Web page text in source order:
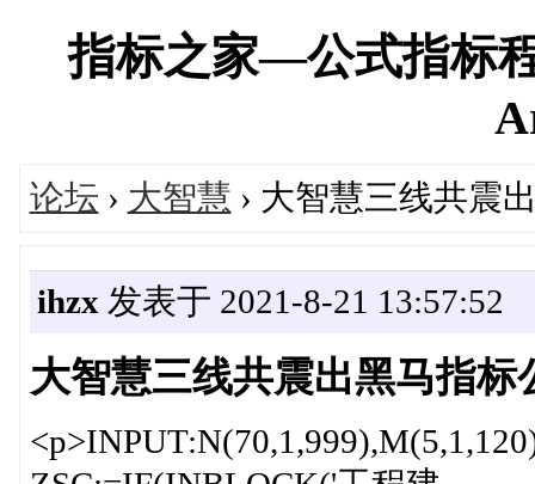
指标之家—公式指标
论坛 › 大智慧 › 大智慧三线共震
ihzx 发表于 2021-8-21 13:57:52
大智慧三线共震出黑马指标